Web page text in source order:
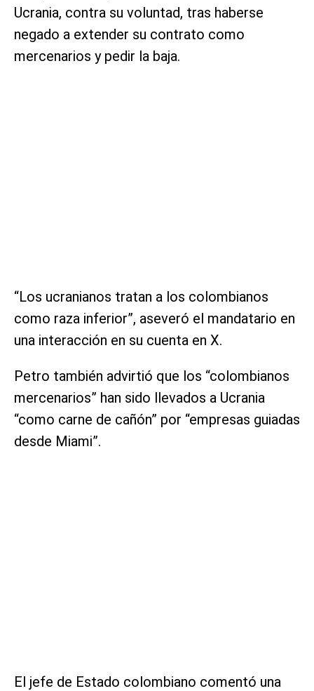
Ucrania, contra su voluntad, tras haberse
negado a extender su contrato como
mercenarios y pedir la baja.
“Los ucranianos tratan a los colombianos
como raza inferior”, aseveró el mandatario en
una interacción en su cuenta en X.
Petro también advirtió que los “colombianos
mercenarios” han sido llevados a Ucrania
“como carne de cañón” por “empresas guiadas
desde Miami”.
El jefe de Estado colombiano comentó una